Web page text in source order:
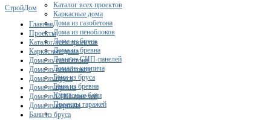
Каталог всех проектов
Каркасные дома
Дома из газобетона
Дома из пеноблоков
Дома из бруса
Дома из бревна
Дома из СИП-панелей
Дома из кирпича
Бани из бруса
Бани из бревна
Каркасные бани
Проекты гаражей
СтройДом
Главная
Проекты
Каталог всех проектов
Каркасные дома
Дома из газобетона
Дома из пеноблоков
Дома из бруса
Дома из бревна
Дома из СИП-панелей
Дома из кирпича
Бани из бруса